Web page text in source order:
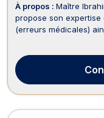
À propos : Maître
propose son
(erreurs médicales)
devant les juridictions